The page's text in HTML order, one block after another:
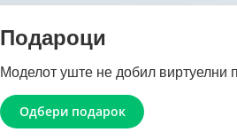
Подароци
Моделот уште не добил виртуелни
Одбери подарок